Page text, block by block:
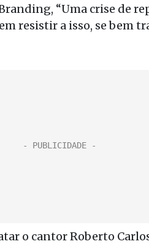
“Uma crise de
resistir a isso, se bem
o cantor Roberto